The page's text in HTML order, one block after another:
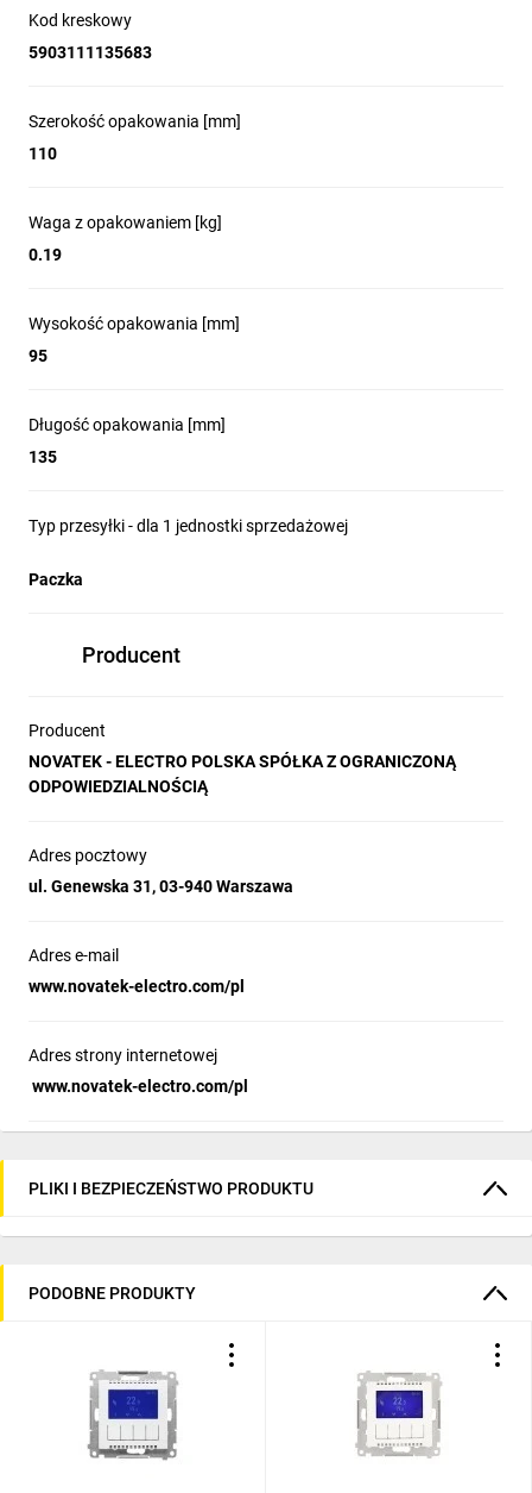
Kod kreskowy
5903111135683
Szerokość opakowania [mm]
110
Waga z opakowaniem [kg]
0.19
Wysokość opakowania [mm]
95
Długość opakowania [mm]
135
Typ przesyłki - dla 1 jednostki sprzedażowej
Paczka
Producent
Producent
NOVATEK - ELECTRO POLSKA SPÓŁKA Z OGRANICZONĄ
ODPOWIEDZIALNOŚCIĄ
Adres pocztowy
ul. Genewska 31, 03-940 Warszawa
Adres e-mail
www.novatek-electro.com/pl
Adres strony internetowej
www.novatek-electro.com/pl
PLIKI I BEZPIECZEŃSTWO PRODUKTU
PODOBNE PRODUKTY